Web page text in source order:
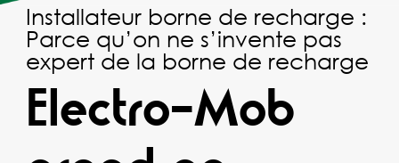
Installateur borne de recharge :
Parce qu’on ne s’invente pas
expert de la borne de recharge
Electro-Mob